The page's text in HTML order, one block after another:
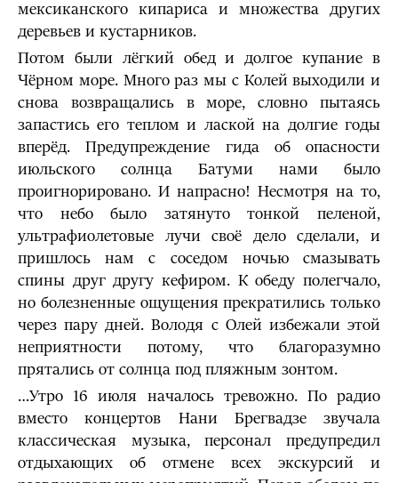
мексиканского кипариса и множества других
деревьев и кустарников.
Потом были лёгкий обед и долгое купание в
Чёрном море. Много раз мы с Колей выходили и
снова возвращались в море, словно пытаясь
запастись его теплом и лаской на долгие годы
вперёд. Предупреждение гида об опасности
июльского солнца Батуми нами было
проигнорировано. И напрасно! Несмотря на то,
что небо было затянуто тонкой пеленой,
ультрафиолетовые лучи своё дело сделали, и
пришлось нам с соседом ночью смазывать
спины друг другу кефиром. К обеду полегчало,
но болезненные ощущения прекратились только
через пару дней. Володя с Олей избежали этой
неприятности потому, что благоразумно
прятались от солнца под пляжным зонтом.
…Утро 16 июля началось тревожно. По радио
вместо концертов Нани Брегвадзе звучала
классическая музыка, персонал предупредил
отдыхающих об отмене всех экскурсий и